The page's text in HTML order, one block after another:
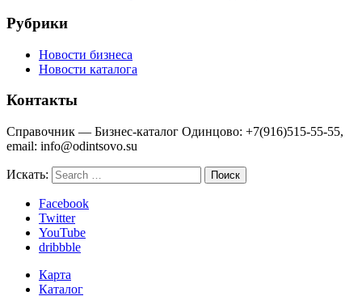
Рубрики
Новости бизнеса
Новости каталога
Контакты
Справочник — Бизнес-каталог Одинцово: +7(916)515-55-55,
email: info@odintsovo.su
Искать:
Facebook
Twitter
YouTube
dribbble
Карта
Каталог